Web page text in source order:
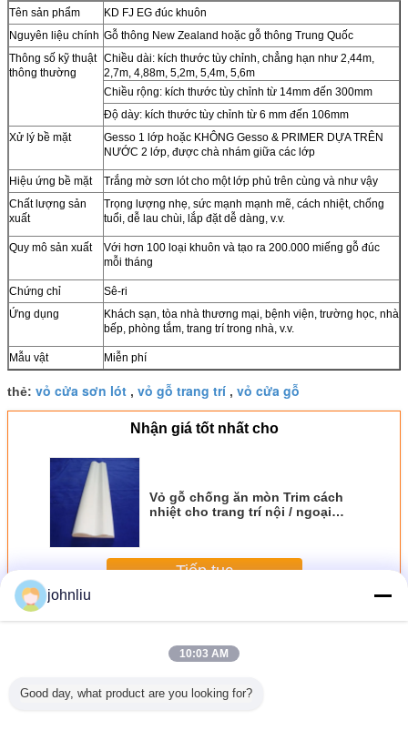
Tên sản phẩm
KD FJ EG đúc khuôn
Nguyên liệu chính Gỗ thông New Zealand hoặc gỗ thông Trung Quốc
Thông số kỹ thuật
thông thường
Chiều dài: kích thước tùy chỉnh, chẳng hạn như 2,44m,
2,7m, 4,88m, 5,2m, 5,4m, 5,6m
Chiều rộng: kích thước tùy chỉnh từ 14mm đến 300mm
Độ dày: kích thước tùy chỉnh từ 6 mm đến 106mm
Xử lý bề mặt
Gesso 1 lớp hoặc KHÔNG Gesso & PRIMER DỰA TRÊN
NƯỚC 2 lớp, được chà nhám giữa các lớp
Hiệu ứng bề mặt
Trắng mờ sơn lót cho một lớp phủ trên cùng và như vậy
Chất lượng sản
xuất
Trọng lượng nhẹ, sức mạnh mạnh mẽ, cách nhiệt, chống
tuổi, dễ lau chùi, lắp đặt dễ dàng, v.v.
Quy mô sản xuất
Với hơn 100 loại khuôn và tạo ra 200.000 miếng gỗ đúc
mỗi tháng
Chứng chỉ
Sê-ri
Ứng dụng
Khách sạn, tòa nhà thương mại, bệnh viện, trường học, nhà
bếp, phòng tắm, trang trí trong nhà, v.v.
Mẫu vật Miễn phí
thẻ: vỏ cửa sơn lót , vỏ gỗ trang trí , vỏ cửa gỗ
Nhận giá tốt nhất cho
Vỏ gỗ chống ăn mòn Trim cách
nhiệt cho trang trí nội / ngoại
Tiếp tục
HơnĐúc vỏ gỗ
johnliu
10:03 AM
Good day, what product are you looking for?